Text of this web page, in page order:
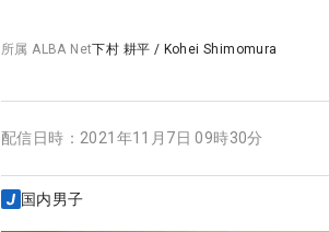
所属ALBA Net下村 耕平 / Kohei Shimomura
配信日時： 2021年11月7日 09時30分
国内男子